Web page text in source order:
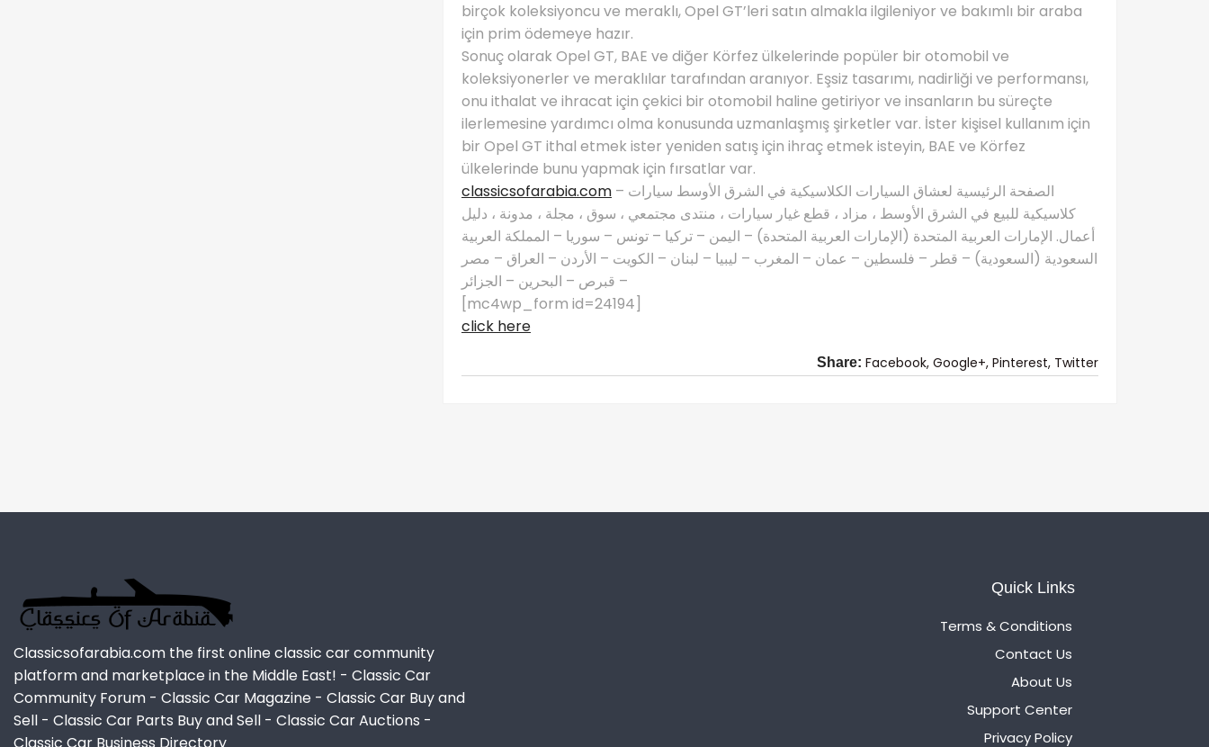
birçok koleksiyoncu ve meraklı, Opel GT’leri satın almakla ilgileniyor ve bakımlı bir araba
için prim ödemeye hazır.
Sonuç olarak Opel GT, BAE ve diğer Körfez ülkelerinde popüler bir otomobil ve
koleksiyonerler ve meraklılar tarafından aranıyor. Eşsiz tasarımı, nadirliği ve performansı,
onu ithalat ve ihracat için çekici bir otomobil haline getiriyor ve insanların bu süreçte
ilerlemesine yardımcı olma konusunda uzmanlaşmış şirketler var. İster kişisel kullanım için
bir Opel GT ithal etmek ister yeniden satış için ihraç etmek isteyin, BAE ve Körfez
ülkelerinde bunu yapmak için fırsatlar var.
classicsofarabia.com – الصفحة الرئيسية لعشاق السيارات الكلاسيكية في الشرق الأوسط سيارات
كلاسيكية للبيع في الشرق الأوسط ، مزاد ، قطع غيار سيارات ، منتدى مجتمعي ، سوق ، مجلة ، مدونة ، دليل
أعمال. الإمارات العربية المتحدة (الإمارات العربية المتحدة) – اليمن – تركيا – تونس – سوريا – المملكة العربية
السعودية (السعودية) – قطر – فلسطين – عمان – المغرب – ليبيا – لبنان – الكويت – الأردن – العراق – مصر
– قبرص – البحرين – الجزائر
[mc4wp_form id=24194]
click here
Share: Facebook, Google+, Pinterest, Twitter
Classicsofarabia.com the first online classic car community
platform and marketplace in the Middle East! - Classic Car
Community Forum - Classic Car Magazine - Classic Car Buy and
Sell - Classic Car Parts Buy and Sell - Classic Car Auctions -
Quick Links
Terms & Conditions
Contact Us
About Us
Support Center
Privacy Policy